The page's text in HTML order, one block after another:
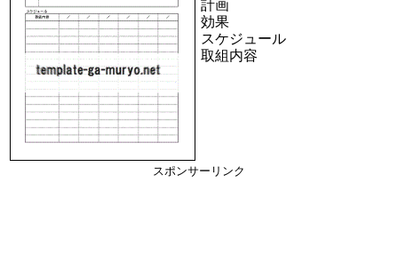
計画
効果
スケジュール
取組内容
スポンサーリンク